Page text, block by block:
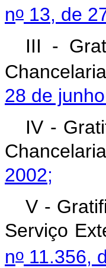
no 13, de
III -
28 de
IV -
2002;
V -
Serviço
no 11.356,